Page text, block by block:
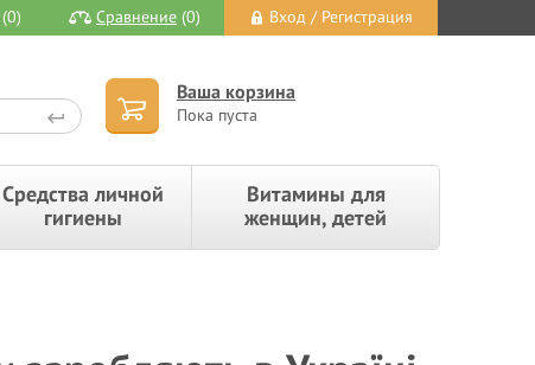
(0) Сравнение (0) Вход / Регистрация
Ваша корзина
Пока пуста
Средства личной
гигиены
Витамины для
женщин, детей